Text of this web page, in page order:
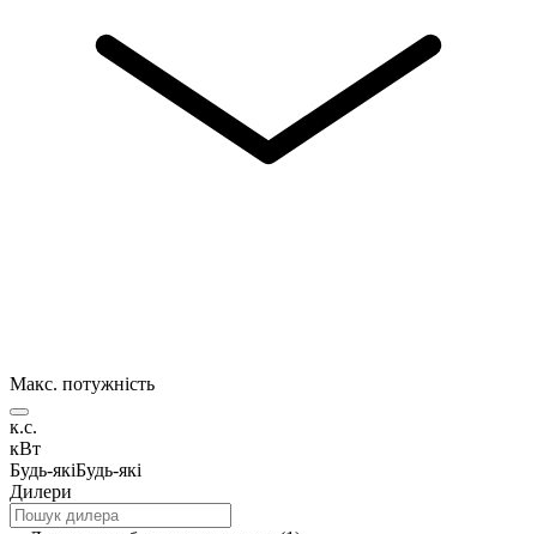
Макс. потужність
к.с.
кВт
Будь-якіБудь-які
Дилери